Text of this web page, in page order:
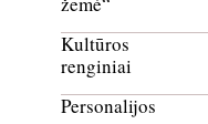
Kultūros
renginiai
Personalijos